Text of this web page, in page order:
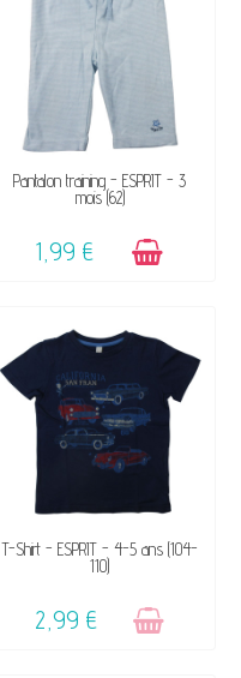
DISPONIBLE
Pantalon training - ESPRIT - 3
mois (62)
1,99 €
VENDU, VICTIME DE SON
SUCCÈS ☺
T-Shirt - ESPRIT - 4-5 ans (104-
110)
2,99 €